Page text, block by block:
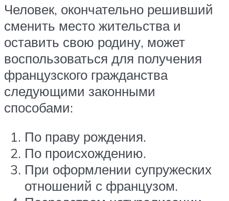
Человек, окончательно решивший
сменить место жительства и
оставить свою родину, может
воспользоваться для получения
французского гражданства
следующими законными
способами:
По праву рождения.
По происхождению.
При оформлении супружеских
отношений с французом.